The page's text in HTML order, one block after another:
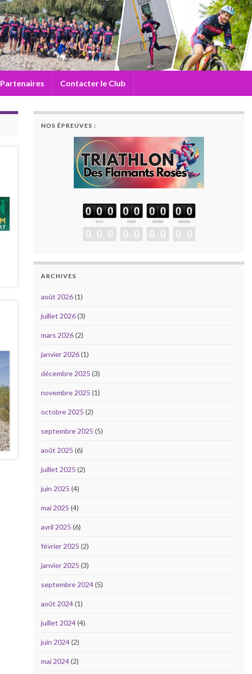
Partenaires Contacter le Club
NOS ÉPREUVES :
ARCHIVES
août 2026(1)
juillet 2026(3)
mars 2026(2)
janvier 2026(1)
décembre 2025 (3)
novembre 2025 (1)
octobre 2025 (2)
septembre 2025 (5)
août 2025 (6)
juillet 2025 (2)
juin 2025 (4)
mai 2025 (4)
avril 2025 (6)
février 2025 (2)
janvier 2025 (3)
septembre 2024(5)
août 2024(1)
juillet 2024(4)
juin 2024(2)
mai 2024(2)